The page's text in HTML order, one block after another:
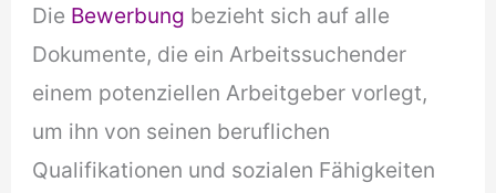
Die Bewerbung bezieht sich auf alle
Dokumente, die ein Arbeitssuchender
einem potenziellen Arbeitgeber vorlegt,
um ihn von seinen beruflichen
Qualifikationen und sozialen Fähigkeiten